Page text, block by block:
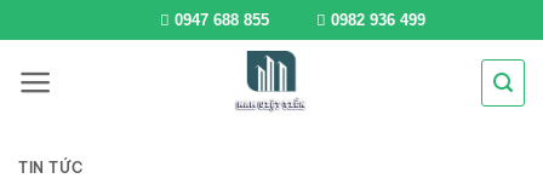
nội
0947 688 855 0982 936 499
TIN TỨC